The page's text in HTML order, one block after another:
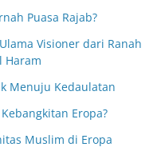
Puasa Rajab?
Visioner dari Ranah
Haram
Menuju Kedaulatan
Eropa?
Muslim di Eropa